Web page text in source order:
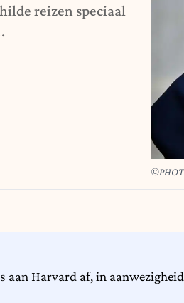
reizen speciaal
aan Harvard af, in